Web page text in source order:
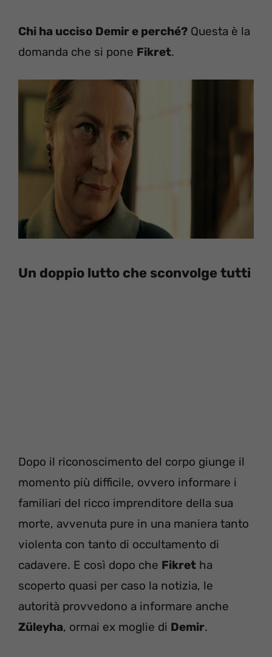
Chi ha ucciso Demir e perché? Questa è la
domanda che si pone Fikret.
Un doppio lutto che sconvolge tutti
Dopo il riconoscimento del corpo giunge il
momento più difficile, ovvero informare i
familiari del ricco imprenditore della sua
morte, avvenuta pure in una maniera tanto
violenta con tanto di occultamento di
cadavere. E così dopo che Fikret ha
scoperto quasi per caso la notizia, le
autorità provvedono a informare anche
Züleyha, ormai ex moglie di Demir.